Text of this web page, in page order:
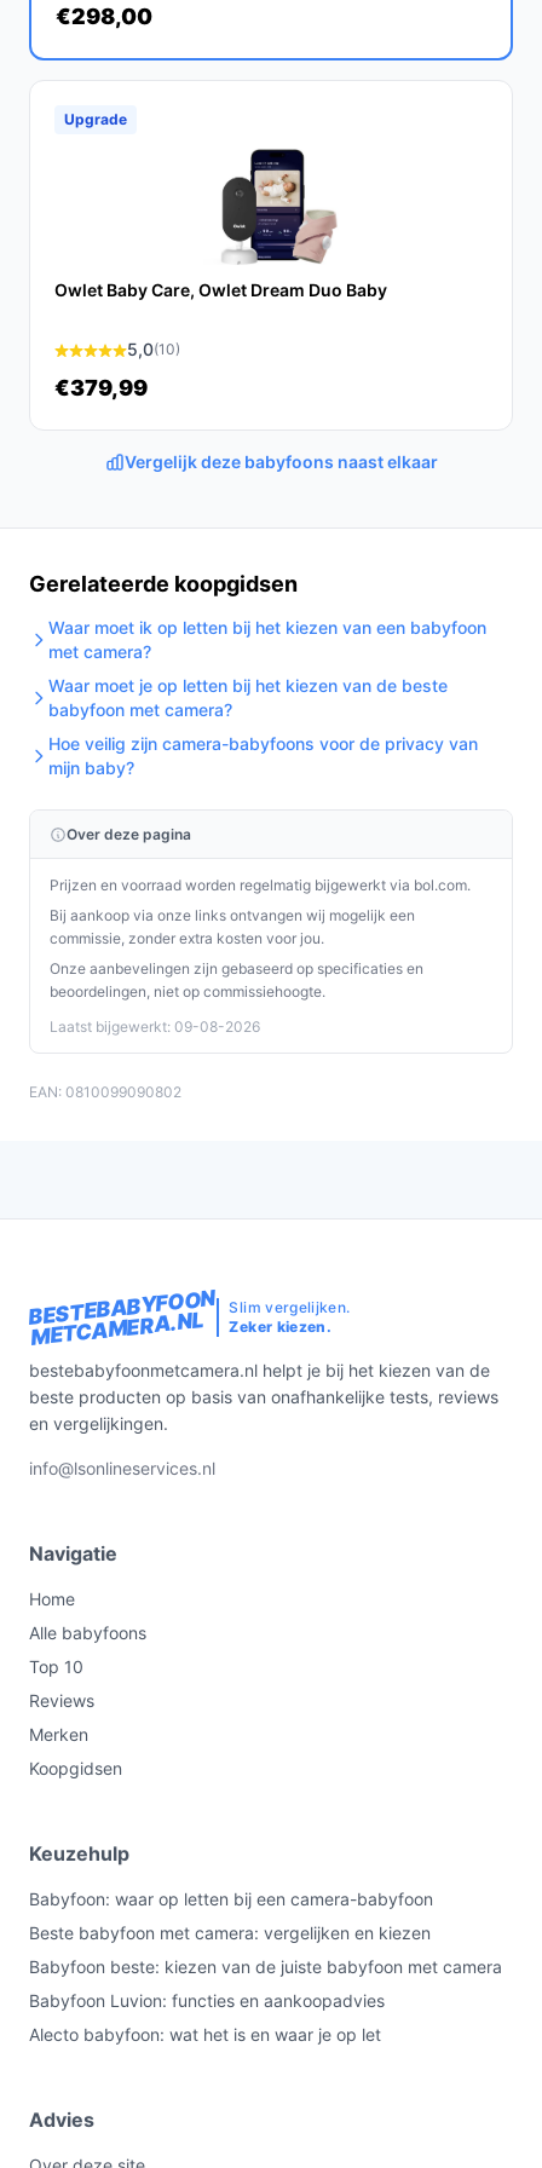
gebruiksvriendelijke app, biedt deze slimme babyfoon
de perfecte combinatie van technologie en veiligheid.
bestebabyfoonmetcamera.nl. Kies bewust wat perfect
€298,00
Upgrade
Owlet Baby Care, Owlet Dream Duo Baby
5,0(10)
€379,99
Vergelijk deze babyfoons naast elkaar
Gerelateerde koopgidsen
Waar moet ik op letten bij het kiezen van een babyfoon
met camera?
Waar moet je op letten bij het kiezen van de beste
babyfoon met camera?
Hoe veilig zijn camera-babyfoons voor de privacy van
mijn baby?
Over deze pagina
Prijzen en voorraad worden regelmatig bijgewerkt via bol.com.
Bij aankoop via onze links ontvangen wij mogelijk een
commissie, zonder extra kosten voor jou.
Onze aanbevelingen zijn gebaseerd op specificaties en
beoordelingen, niet op commissiehoogte.
Laatst bijgewerkt: 09-08-2026
EAN: 0810099090802
BESTEBABYFOON
METCAMERA.NL
Slim vergelijken.
Zeker kiezen.
bestebabyfoonmetcamera.nl helpt je bij het kiezen van de
beste producten op basis van onafhankelijke tests, reviews
en vergelijkingen.
info@lsonlineservices.nl
Navigatie
Home
Alle babyfoons
Top 10
Reviews
Merken
Koopgidsen
Keuzehulp
Babyfoon: waar op letten bij een camera-babyfoon
Beste babyfoon met camera: vergelijken en kiezen
Babyfoon beste: kiezen van de juiste babyfoon met camera
Babyfoon Luvion: functies en aankoopadvies
Alecto babyfoon: wat het is en waar je op let
Advies